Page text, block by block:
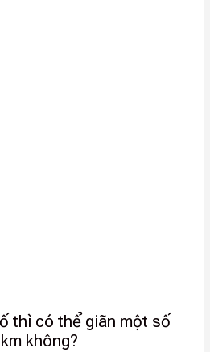
thì có thể giãn một số
không?